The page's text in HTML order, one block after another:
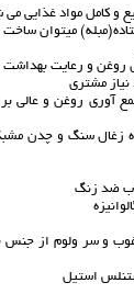
و کامل مواد غذایی
میتوان ساخت
روغن و رعایت بهداشت
مشتری
آوری روغن و
ضد زنگ
و سر ولوم از
استیل